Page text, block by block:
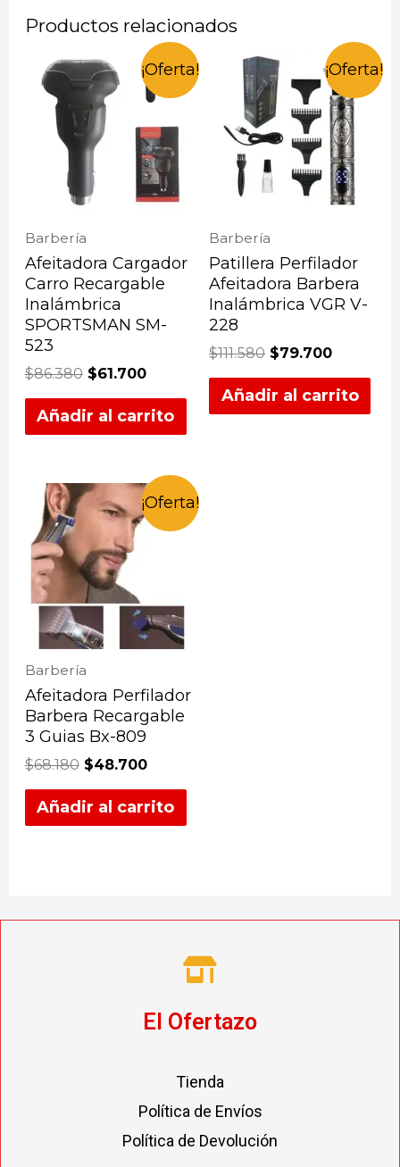
Productos relacionados
¡Oferta!
Barbería
Afeitadora Cargador
Carro Recargable
Inalámbrica
SPORTSMAN SM-
523
$86.380 $61.700
Añadir al carrito
¡Oferta!
Barbería
Patillera Perfilador
Afeitadora Barbera
Inalámbrica VGR V-
228
$111.580 $79.700
Añadir al carrito
¡Oferta!
Barbería
Afeitadora Perfilador
Barbera Recargable
3 Guias Bx-809
$68.180 $48.700
Añadir al carrito
El Ofertazo
Tienda
Política de Envíos
Política de Devolución